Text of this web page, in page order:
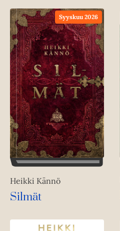
Syyskuu 2026
Heikki Kännö
Silmät